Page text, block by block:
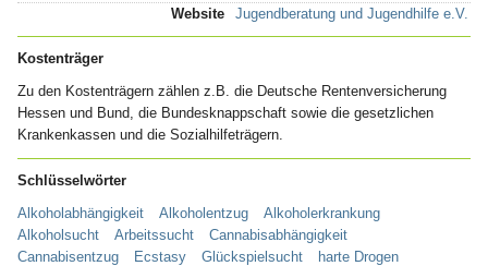
Website
Jugendberatung und Jugendhilfe e.V.
Kostenträger
Zu den Kostenträgern zählen z.B. die Deutsche Rentenversicherung
Hes­sen und Bund, die Bundesknappschaft sowie die gesetz­lichen
Krankenkassen und die Sozi­alhilfeträgern.
Schlüsselwörter
Alkoholabhängigkeit Alkoholentzug
Alkoholerkrankung
Alkoholsucht
Arbeitssucht
Cannabisabhängigkeit
Cannabisentzug
Ecstasy Glückspielsucht
harte Drogen